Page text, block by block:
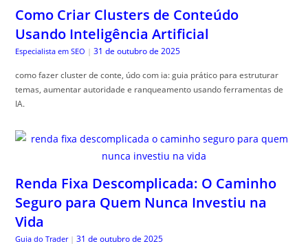
Como Criar Clusters de Conteúdo
Usando Inteligência Artificial
Especialista em SEO | 31 de outubro de 2025
como fazer cluster de conte, údo com ia: guia prático para estruturar
temas, aumentar autoridade e ranqueamento usando ferramentas de
IA.
Renda Fixa Descomplicada: O Caminho
Seguro para Quem Nunca Investiu na
Vida
Guia do Trader | 31 de outubro de 2025